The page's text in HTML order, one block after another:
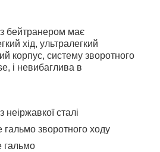
бейтранером має
хід, ультралегкий
корпус, систему зворотного
і невибаглива в
неіржавкої сталі
гальмо зворотного ходу
гальмо